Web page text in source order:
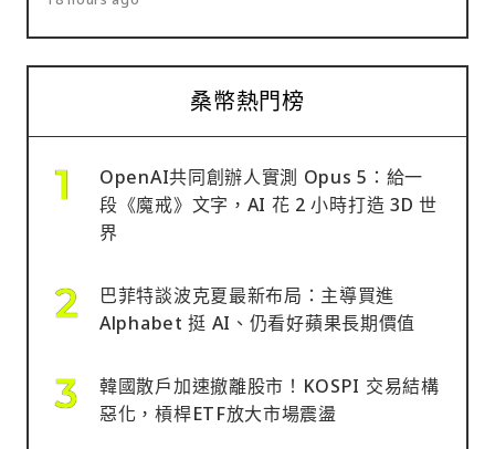
桑幣熱門榜
OpenAI共同創辦人實測 Opus 5：給一
段《魔戒》文字，AI 花 2 小時打造 3D 世
界
巴菲特談波克夏最新布局：主導買進
Alphabet 挺 AI、仍看好蘋果長期價值
韓國散戶加速撤離股市！KOSPI 交易結構
惡化，槓桿ETF放大市場震盪